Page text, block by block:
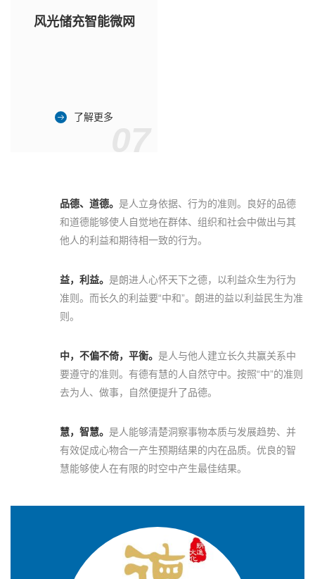
风光储充智能微网
了解更多
品德、道德。 是人立身依据、行为的准则。良好的品德
和道德能够使人自觉地在群体、组织和社会中做出与其
他人的利益和期待相一致的行为。
益，利益。 是朗进人心怀天下之德，以利益众生为行为
准则。而长久的利益要“中和”。朗进的益以利益民生为准
则。
中，不偏不倚，平衡。 是人与他人建立长久共赢关系中
要遵守的准则。有德有慧的人自然守中。按照“中”的准则
去为人、做事，自然便提升了品德。
慧，智慧。 是人能够清楚洞察事物本质与发展趋势、并
有效促成心物合一产生预期结果的内在品质。优良的智
慧能够使人在有限的时空中产生最佳结果。